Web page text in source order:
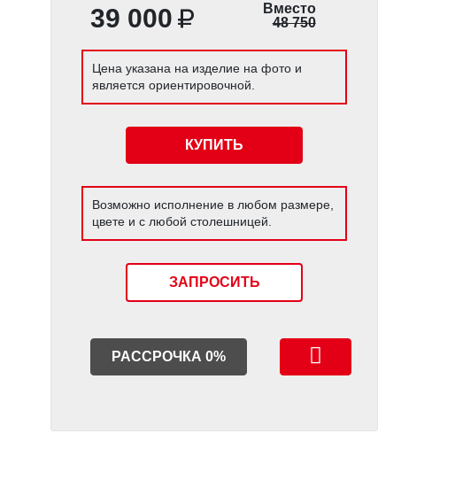
39 000
Вместо
48 750
Цена указана на изделие на фото и
является ориентировочной.
КУПИТЬ
Возможно исполнение в любом размере,
цвете и с любой столешницей.
ЗАПРОСИТЬ
РАССРОЧКА 0%